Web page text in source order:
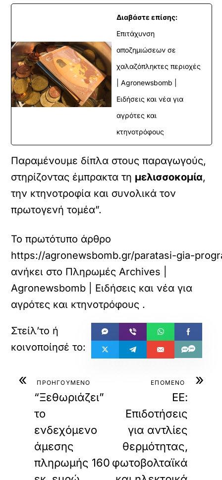
Διαβάστε επίσης:
Επιτάχυνση
αποζημιώσεων σε
χαλαζόπληκτες περιοχές
| Agronewsbomb |
Ειδήσεις και νέα για
αγρότες και
κτηνοτρόφους
Παραμένουμε δίπλα στους παραγωγούς,
στηρίζοντας έμπρακτα τη μελισσοκομία,
την κτηνοτροφία και συνολικά τον
πρωτογενή τομέα”.
Το πρωτότυπο άρθρο
https://agronewsbomb.gr/paratasi-gia-
ανήκει στο Πληρωμές Archives |
Agronewsbomb | Ειδήσεις και νέα για
αγρότες και κτηνοτρόφους .
« ΠΡΟΗΓΟΥΜΕΝΟ
“Ξεθωριάζει”
το
ενδεχόμενο
άμεσης
πληρωμής 160
»
ΕΠΟΜΕΝΟ
ΕΕ:
Επιδοτήσεις
για αντλίες
θερμότητας,
φωτοβολταϊκά